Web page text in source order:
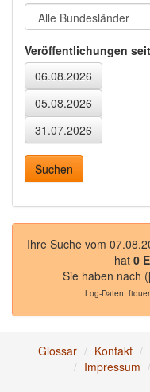
Veröffentlichungen seit
Ihre Suche vom
hat 0
Sie haben nach
Log-Daten:
Glossar Kontakt
Impressum